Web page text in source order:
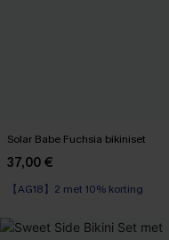
Solar Babe Fuchsia bikiniset
37,00 €
【AG18】2 met 10% korting
Op voorraad